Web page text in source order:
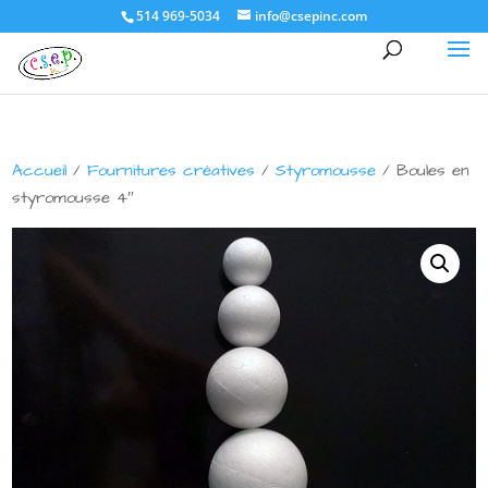
514 969-5034 info@csepinc.com
Accueil /Fournitures créatives /Styromousse / Boules en
styromousse 4″